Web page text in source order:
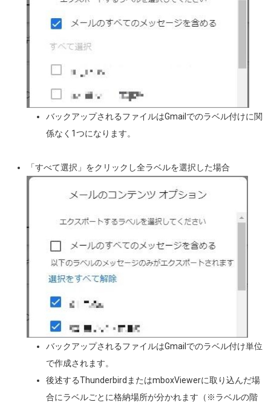
バックアップされるファイルはGmailでのラベル付けに関
係なく1つになります。
「すべて選択」をクリックし全ラベルを選択した場合
画像
バックアップされるファイルはGmailでのラベル付け単位
で作成されます。
後述するThunderbirdまたはmboxViewerに取り込んだ場
合にラベルごとに格納場所が分かれます（※ラベルの階